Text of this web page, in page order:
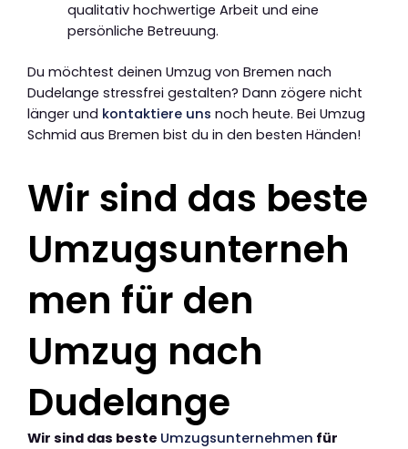
qualitativ hochwertige Arbeit und eine
persönliche Betreuung.
Du möchtest deinen Umzug von Bremen nach
Dudelange stressfrei gestalten? Dann zögere nicht
länger und kontaktiere uns noch heute. Bei Umzug
Schmid aus Bremen bist du in den besten Händen!
Wir sind das beste
Umzugsunterneh
men für den
Umzug nach
Dudelange
Wir sind das beste Umzugsunternehmen für